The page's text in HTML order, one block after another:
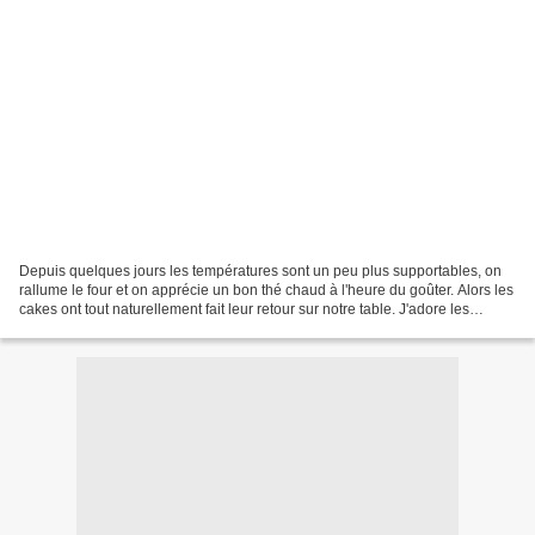
Depuis quelques jours les températures sont un peu plus supportables, on
rallume le four et on apprécie un bon thé chaud à l'heure du goûter. Alors les
cakes ont tout naturellement fait leur retour sur notre table. J'adore les